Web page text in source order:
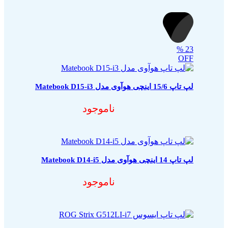
23
%
OFF
لپ تاپ 15/6 اینچی هوآوی مدل Matebook D15-i3
ناموجود
لپ تاپ 14 اینچی هوآوی مدل Matebook D14-i5
ناموجود